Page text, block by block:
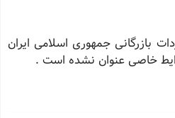
بازرگانی جمهوری اسلامی ایران
خاصی عنوان نشده است .